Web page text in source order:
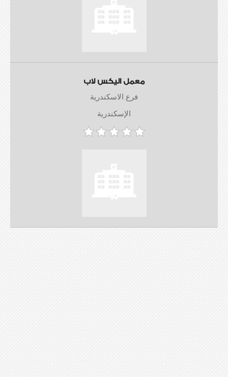
معمل اليكس لاب
فرع الاسكندرية
الإسكندرية